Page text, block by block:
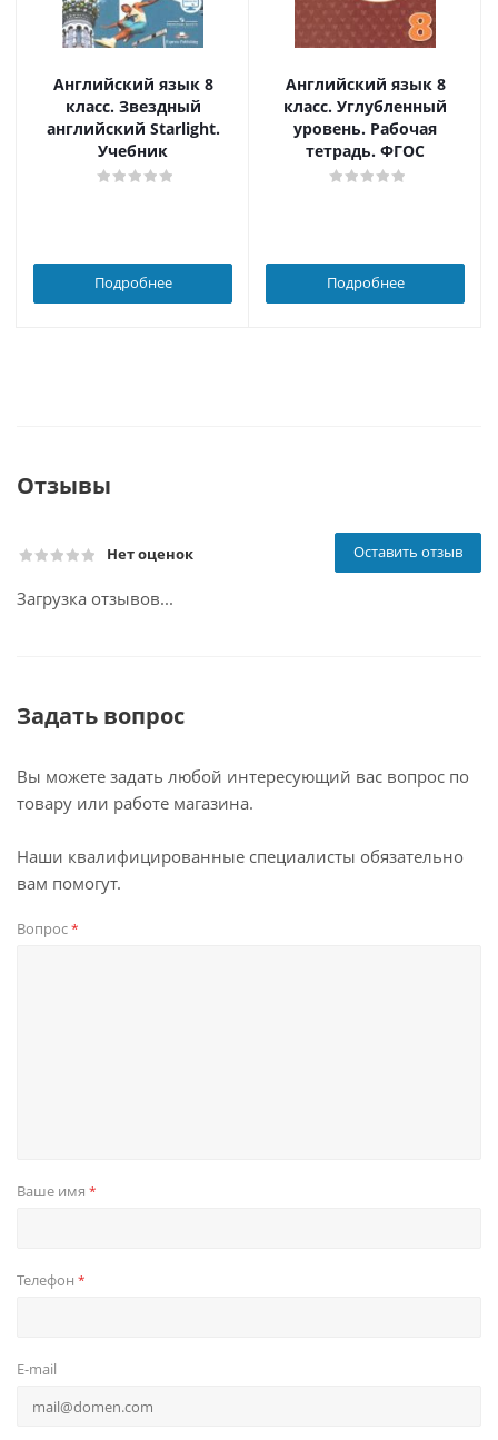
Английский язык 8
класс. Звездный
английский Starlight.
Учебник
Подробнее
Английский язык 8
класс. Углубленный
уровень. Рабочая
тетрадь. ФГОС
Подробнее
Отзывы
Нет оценок Оставить отзыв
Загрузка отзывов...
Задать вопрос
Вы можете задать любой интересующий вас вопрос по
товару или работе магазина.
Наши квалифицированные специалисты обязательно
вам помогут.
Вопрос*
Ваше имя *
Телефон *
E-mail